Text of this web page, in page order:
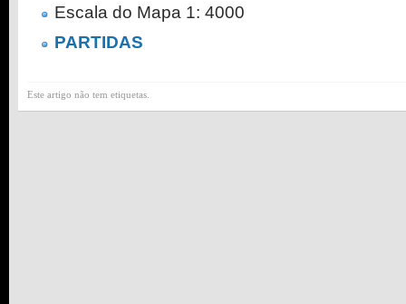
Escala do Mapa 1: 4000
PARTIDAS
Este artigo não tem etiquetas.